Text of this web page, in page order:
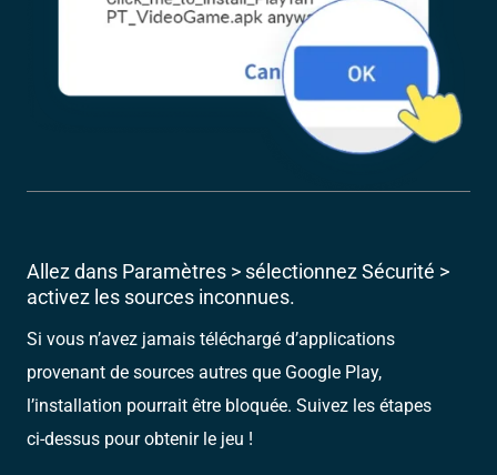
Allez dans Paramètres > sélectionnez Sécurité >
activez les sources inconnues.
Si vous n’avez jamais téléchargé d’applications
provenant de sources autres que Google Play,
l’installation pourrait être bloquée. Suivez les étapes
ci-dessus pour obtenir le jeu !